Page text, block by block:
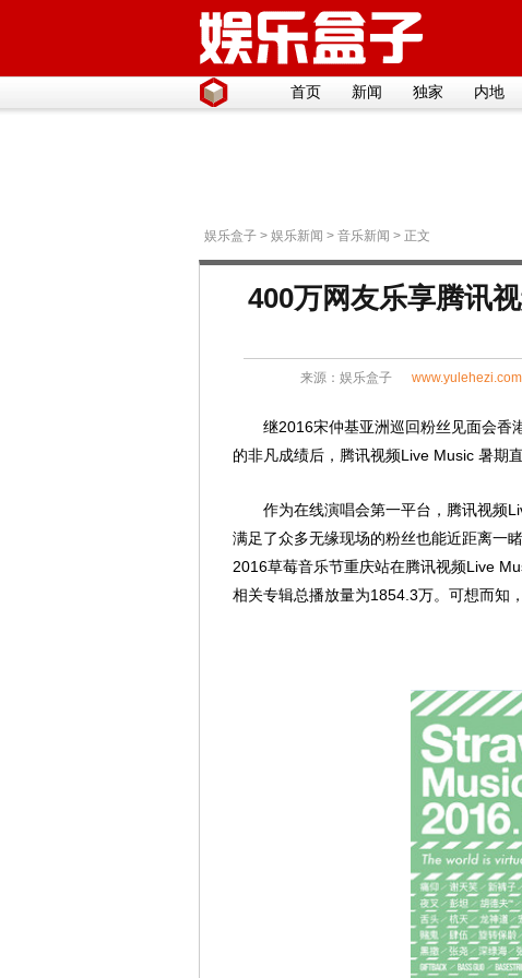
首页 新闻 独家 内地
娱乐盒子 > 娱乐新闻 > 音乐新闻 > 正文
400万网友乐享腾讯
来源： 娱乐盒子 www.yulehezi.com
继2016宋仲基亚洲巡回粉丝见面会香
的非凡成绩后，腾讯视频Live Music 暑期
作为在线演唱会第一平台，腾讯视频
满足了众多无缘现场的粉丝也能近距离一
2016草莓音乐节重庆站在腾讯视频Live
相关专辑总播放量为1854.3万。可想而知